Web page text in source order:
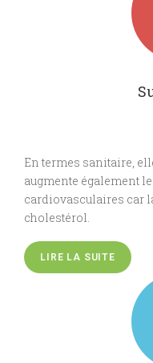
En termes sanitaire,
augmente également
cardiovasculaires car
cholestérol.
LIRE LA SUITE